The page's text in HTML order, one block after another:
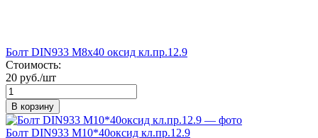
Болт DIN933 М8х40 оксид кл.пр.12.9
Стоимость:
20 руб./шт
В корзину
Болт DIN933 М10*40оксид кл.пр.12.9